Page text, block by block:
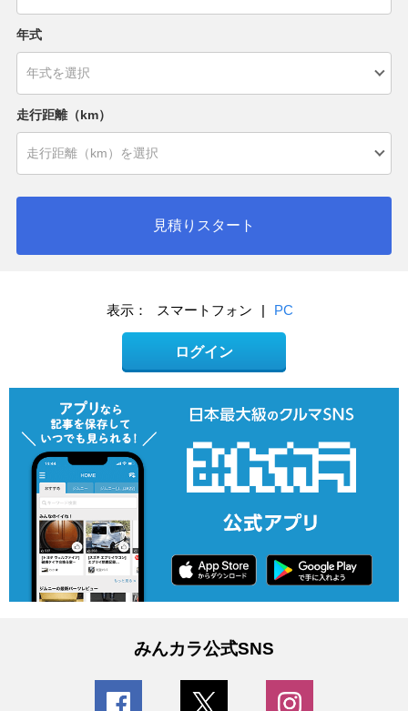
年式
走行距離（km）
見積りスタート
表示： スマートフォン | PC
ログイン
みんカラ公式SNS